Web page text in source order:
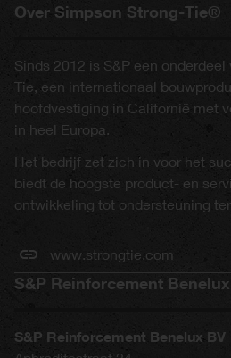
Over Simpson Strong-Tie®
Sinds 2012 is S&P een
Tie, een internationaal
hoofdvestiging in Californië met
in heel Europa.
Het bedrijf zet zich in voor het
biedt de hoogste product- en
ontwikkeling tot ondersteuning
www.strongtie.com
S&P Reinforcement Benelux
S&P Reinforcement Benelux BV